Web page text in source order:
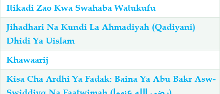
Itikadi Zao Kwa Swahaba Watukufu
Jihadhari Na Kundi La Ahmadiyah (Qadiyani)
Dhidi Ya Uislam
Khawaarij
Kisa Cha Ardhi Ya Fadak: Baina Ya Abu Bakr Asw-